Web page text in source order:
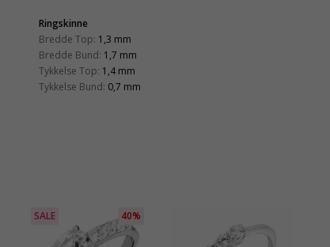
Ringskinne
Bredde Top: 1,3 mm
Bredde Bund: 1,7 mm
Tykkelse Top: 1,4 mm
Tykkelse Bund: 0,7 mm
SALE 40%